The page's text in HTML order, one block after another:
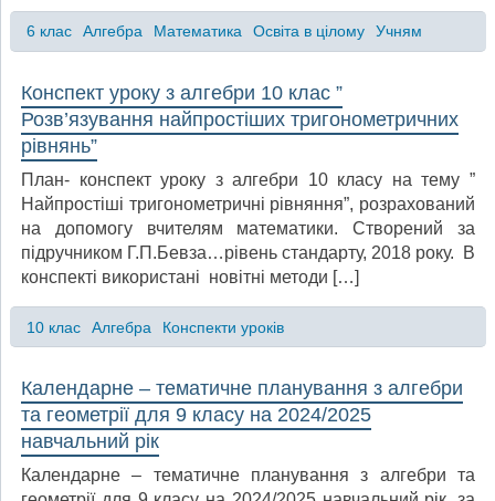
6 клас Алгебра Математика Освіта в цілому Учням
Конспект уроку з алгебри 10 клас ”
Розв’язування найпростіших тригонометричних
рівнянь”
План- конспект уроку з алгебри 10 класу на тему ”
Найпростіші тригонометричні рівняння”, розрахований
на допомогу вчителям математики. Створений за
підручником Г.П.Бевза…рівень стандарту, 2018 року. В
конспекті використані новітні методи […]
10 клас Алгебра Конспекти уроків
Календарне – тематичне планування з алгебри
та геометрії для 9 класу на 2024/2025
навчальний рік
Календарне – тематичне планування з алгебри та